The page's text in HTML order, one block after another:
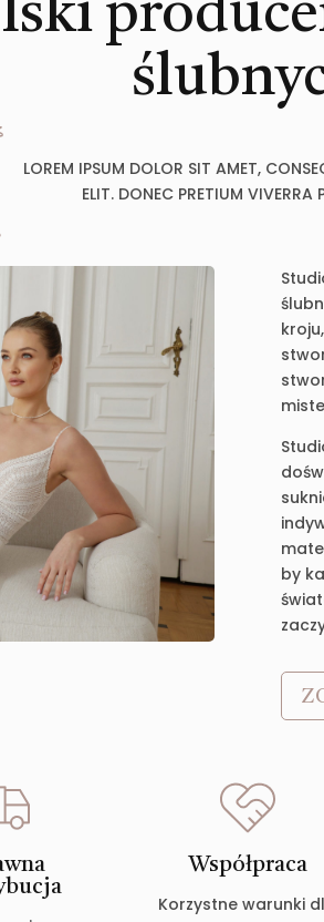
LOREM IPSUM DOLOR SIT AMET,
ELIT. DONEC PRETIUM VIVERRA
by
Współpraca
Korzystne warunki